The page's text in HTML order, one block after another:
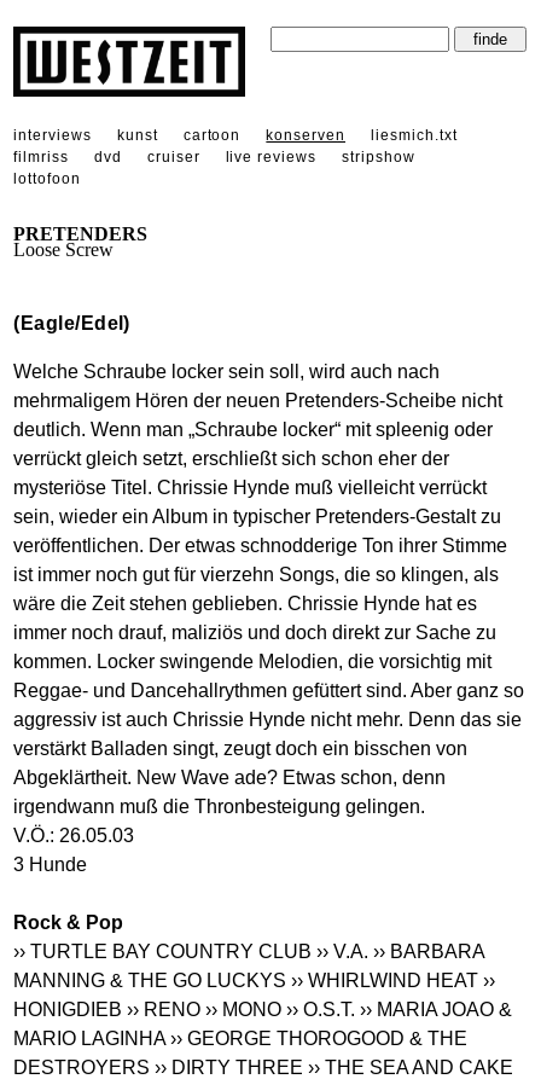
interviews kunst cartoon konserven
liesmich.txt
filmriss
dvd cruiser live reviews
stripshow
lottofoon
PRETENDERS
Loose Screw
(Eagle/Edel)
Welche Schraube locker sein soll, wird auch nach
mehrmaligem Hören der neuen Pretenders-Scheibe nicht
deutlich. Wenn man „Schraube locker“ mit spleenig oder
verrückt gleich setzt, erschließt sich schon eher der
mysteriöse Titel. Chrissie Hynde muß vielleicht verrückt
sein, wieder ein Album in typischer Pretenders-Gestalt zu
veröffentlichen. Der etwas schnodderige Ton ihrer Stimme
ist immer noch gut für vierzehn Songs, die so klingen, als
wäre die Zeit stehen geblieben. Chrissie Hynde hat es
immer noch drauf, maliziös und doch direkt zur Sache zu
kommen. Locker swingende Melodien, die vorsichtig mit
Reggae- und Dancehallrythmen gefüttert sind. Aber ganz so
aggressiv ist auch Chrissie Hynde nicht mehr. Denn das sie
verstärkt Balladen singt, zeugt doch ein bisschen von
Abgeklärtheit. New Wave ade? Etwas schon, denn
irgendwann muß die Thronbesteigung gelingen.
V.Ö.: 26.05.03
3 Hunde
Rock & Pop
›› TURTLE BAY COUNTRY CLUB ›› V.A. ›› BARBARA
MANNING & THE GO LUCKYS ›› WHIRLWIND HEAT ››
HONIGDIEB ›› RENO ›› MONO ›› O.S.T. ›› MARIA JOAO &
MARIO LAGINHA ›› GEORGE THOROGOOD & THE
DESTROYERS ›› DIRTY THREE ›› THE SEA AND CAKE